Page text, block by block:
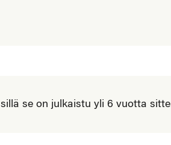
se on julkaistu yli 6 vuotta